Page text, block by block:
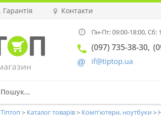
Гарантія Контакти
Пн-Пт: 09:00-18:00,Сб:
(097) 735-38-30
if@tiptop.ua
Тіптоп Каталог товарів Комп'ютери, ноутбуки